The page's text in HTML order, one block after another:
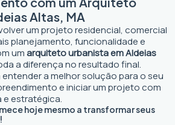
Altas, MA
um projeto residencial, comercial
planejamento, funcionalidade e
umarquiteto urbanista em Aldeias
a diferença no resultado final.
a melhor solução para o seu
e iniciar um projeto com
estratégica.
hoje mesmo a transformar seus